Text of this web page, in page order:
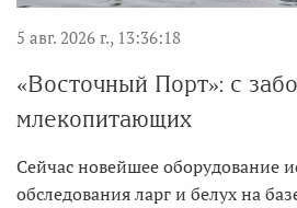
5 авг. 2026 г., 13:36:18
«Восточный Порт»: с
млекопитающих
Сейчас новейшее оборудование
обследования ларг и белух на